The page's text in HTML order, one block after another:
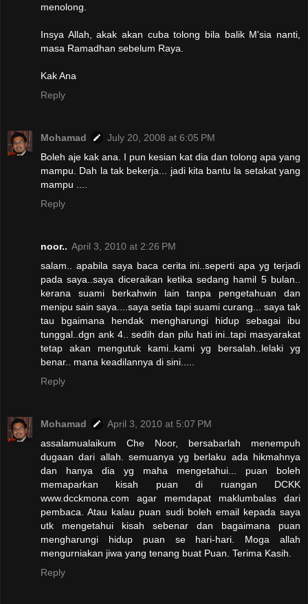
menolong.
Insya Allah, akak akan cuba tolong bila balik M'sia nanti,
masa Ramadhan sebelum Raya.
Kak Ana
Reply
Mohamad
July 20, 2008 at 6:05 PM
Boleh aje kak ana. I pun kesian kat dia dan tolong apa yang
mampu. Dah la tak bekerja... jadi kita bantu la setakat yang
mampu ....
Reply
noor.. April 3, 2010 at 2:26 PM
salam.. apabila saya baca cerita ini..seperti apa yg terjadi
pada saya..saya diceraikan ketika sedang hamil 5 bulan..
kerana suami berkahwin lain tanpa pengetahuan dan
menipu sain saya....saya setia tapi suami curang... saya tak
tau bgaimana hendak mengharungi hidup sebagai ibu
tunggal..dgn ank 4.. sedih dan pilu hati ini..tapi masyarakat
tetap akan mengutuk kami..kami yg bersalah..lelaki yg
benar.. mana keadilannya di sini.....
Reply
Mohamad
April 3, 2010 at 5:07 PM
assalamualaikum Che Noor, bersabarlah menempuh
dugaan dari allah. semuanya yg berlaku ada hikmahnya
dan hanya dia yg maha mengetahui... puan boleh
memaparkan kisah puan di ruangan DCKK
www.dcckmona.com agar memdapat maklumbalas dari
pembaca. Atau kalau puan sudi boleh email kepada saya
utk mengetahui kisah sebenar dan bagaimana puan
mengharungi hidup puan se hari-hari. Moga allah
mengurniakan jiwa yang tenang buat Puan. Terima Kasih.
Reply